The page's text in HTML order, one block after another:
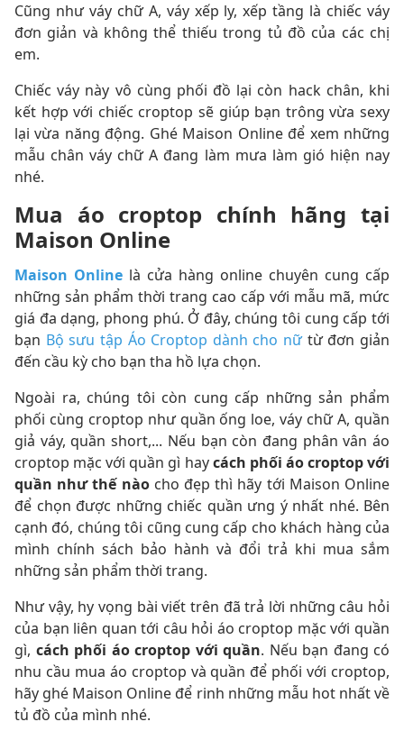
Cũng như váy chữ A, váy xếp ly, xếp tầng là chiếc váy
đơn giản và không thể thiếu trong tủ đồ của các chị
em.
Chiếc váy này vô cùng phối đồ lại còn hack chân, khi
kết hợp với chiếc croptop sẽ giúp bạn trông vừa sexy
lại vừa năng động. Ghé Maison Online để xem những
mẫu chân váy chữ A đang làm mưa làm gió hiện nay
nhé.
Mua áo croptop chính hãng tại
Maison Online
Maison Online là cửa hàng online chuyên cung cấp
những sản phẩm thời trang cao cấp với mẫu mã, mức
giá đa dạng, phong phú. Ở đây, chúng tôi cung cấp tới
bạn Bộ sưu tập Áo Croptop dành cho nữtừ đơn giản
đến cầu kỳ cho bạn tha hồ lựa chọn.
Ngoài ra, chúng tôi còn cung cấp những sản phẩm
phối cùng croptop như quần ống loe, váy chữ A, quần
giả váy, quần short,... Nếu bạn còn đang phân vân áo
croptop mặc với quần gì haycách phối áo croptop với
quần như thế nàocho đẹp thì hãy tới Maison Online
để chọn được những chiếc quần ưng ý nhất nhé. Bên
cạnh đó, chúng tôi cũng cung cấp cho khách hàng của
mình chính sách bảo hành và đổi trả khi mua sắm
những sản phẩm thời trang.
Như vậy, hy vọng bài viết trên đã trả lời những câu hỏi
của bạn liên quan tới câu hỏi áo croptop mặc với quần
gì, cách phối áo croptop với quần. Nếu bạn đang có
nhu cầu mua áo croptop và quần để phối với croptop,
hãy ghé Maison Online để rinh những mẫu hot nhất về
tủ đồ của mình nhé.